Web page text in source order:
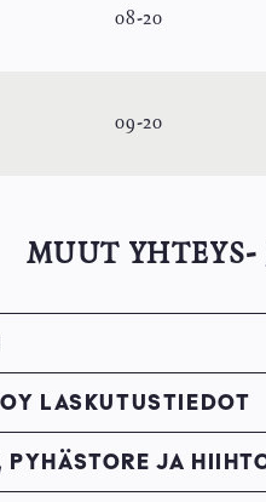
08-20
09-20
MUUT
LASKUTUSTIEDOT
JA